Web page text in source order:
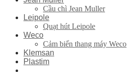
Cầu chì Jean Muller
Leipole
Quạt hút Leipole
Weco
Cảm biến thang máy Weco
Klemsan
Plastim